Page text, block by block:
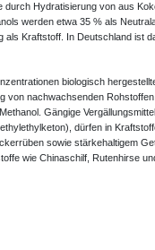
durch Hydratisierung von aus
werden etwa 35 % als
Kraftstoff. In Deutschland ist
biologisch
nachwachsenden
Gängige
dürfen in
sowie stärkehaltigem
wie Chinaschilf, Rutenhirse